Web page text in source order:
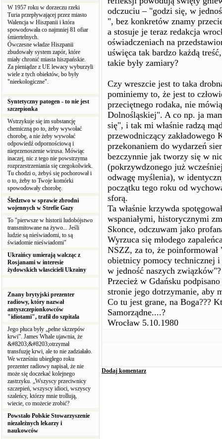
W 1957 roku w dorzeczu rzeki
Turia przepływającej przez miasto
Walencja w Hiszpanii i która
spowodowała co najmniej 81 ofiar
śmiertelnych.
Ówczesne władze Hiszpanii
zbudowały system zapór, które
miały chronić miasta hiszpańskie.
Za pieniądze z UE lewacy wyburzyli
wiele z tych obiektów, bo były
"nieekologiczne".
Syntetyczny patogen - to nie jest
szczepionka
Wstrzykuje się im substancję
chemiczną po to, żeby wywołać
chorobę, a nie żeby wywołać
odpowiedź odpornościową i
nieprzenoszenie wirusa. Mówiąc
inaczej, nic z tego nie powstrzyma
rozprzestrzeniania się czegokolwiek.
Tu chodzi o, żebyś się pochorował i
o to, żeby to Twoje komórki
spowodowały chorobę.
Śledztwo w sprawie zbrodni
wojennych w Strefie Gazy
To "pierwsze w historii ludobójstwo
transmitowane na żywo... Jeśli
ludzie są nieświadomi, to są
świadomie nieświadomi"
Ukraińcy umierają walcząc z
Rosjanami w interesie
żydowskich włascicieli Ukrainy
Znany brytyjski prezenter
radiowy, który nazwał
antyszczepionkowców
"idiotami", trafił do szpitala
Jego płuca były „pełne skrzepów
krwi”. James Whale ujawnia, że
&#8203;&#8203;otrzymał
transfuzję krwi, ale to nie zadziałało.
We wrześniu ubiegłego roku
prezenter radiowy napisał, że nie
może się doczekać kolejnego
zastrzyku. „Wszyscy przeciwnicy
szczepień, wszyscy idioci, wszyscy
szaleńcy, którzy mnie trollują,
wiecie, co możecie zrobić?
Powstało Polskie Stowarzyszenie
niezależnych lekarzy i
naukowców
odczuciu – "godzi się, w
", bez konkretów znamy
a stosuje je teraz redakcja
oświadczeniach na
uświęca tak bardzo każdą
takie były zamiary?
Czy wreszcie jest to taka
pominiemy to, że jest to
przeciętnego rodaka, nie
Dolnośląskiej". A co np. ja
się", i tak mi właśnie radzą
przewodniczący
przekonaniem do wydarzeń
bezczynnie jak tworzy się w
(pokrzywdzonego już
odwagę myślenia), w
początku tego roku od
sforą.
Ta właśnie krzywda
wspaniałymi, historycznymi
Skonce, odczuwam jako
Wyrzuca się młodego
NSZZ, za to, że
obietnicy pomocy technicznej
w jedność naszych związków"?
Przecież w Gdańsku
stronie jego dotrzymanie, aby
Co tu jest grane, na Boga???
Samorządne....?
Wrocław 5.10.1980
Dodaj komentarz